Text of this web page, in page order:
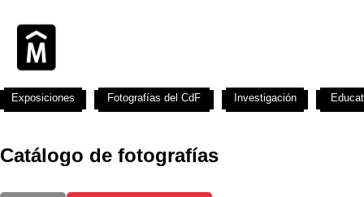
Catálogo de fotografías
Exposiciones Fotografías del CdF Investigación